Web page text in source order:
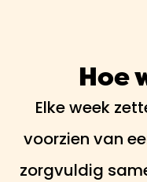
Hoe
Elke week
voorzien van
zorgvuldig